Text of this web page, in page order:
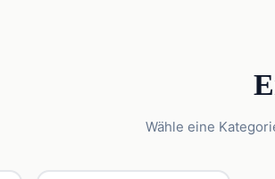
Wähle eine